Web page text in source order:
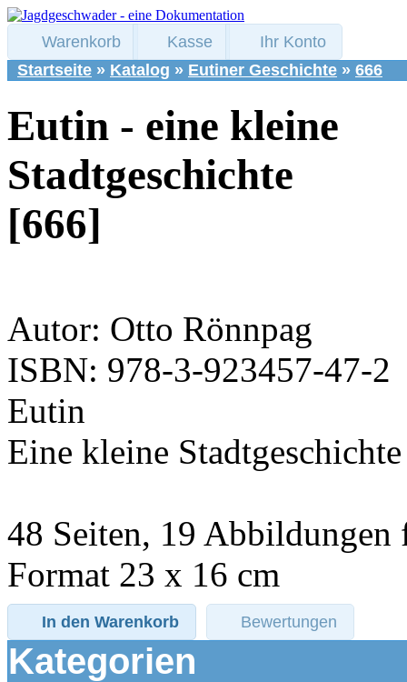
Warenkorb Kasse
Ihr Konto
Startseite » Katalog » Eutiner Geschichte » 666
Eutin - eine kleine
Stadtgeschichte
[666]
Autor: Otto Rönnpag
ISBN: 978-3-923457-47-2
Eutin
Eine kleine Stadtgeschichte
48 Seiten, 19
Format 23 x 16 cm
In den Warenkorb Bewertungen
Kategorien